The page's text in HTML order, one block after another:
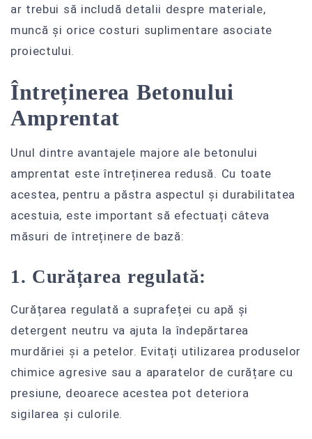
ar trebui să includă detalii despre materiale,
muncă și orice costuri suplimentare asociate
proiectului.
Întreținerea Betonului
Amprentat
Unul dintre avantajele majore ale betonului
amprentat este întreținerea redusă. Cu toate
acestea, pentru a păstra aspectul și durabilitatea
acestuia, este important să efectuați câteva
măsuri de întreținere de bază:
1. Curățarea regulată:
Curățarea regulată a suprafeței cu apă și
detergent neutru va ajuta la îndepărtarea
murdăriei și a petelor. Evitați utilizarea produselor
chimice agresive sau a aparatelor de curățare cu
presiune, deoarece acestea pot deteriora
sigilarea și culorile.